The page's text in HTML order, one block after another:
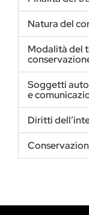
Natura del
Modalità del
Soggetti
e
Diritti